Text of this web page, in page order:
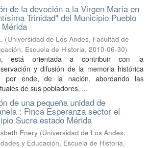
de la devoción a la Virgen María en
Trinidad" del Municipio Pueblo
(Universidad de Los Andes, Facultad de
Escuela de Historia, 2010-06-30)
está orientada a contribuir con la
y difusión de la memoria histórica
por ende, de la nación, abordando las
de sus pobladores, ...
de una pequeña unidad de
: Finca Esperanza sector el
Sucre estado Mérida
Enery (Universidad de Los Andes,
y Educación, Escuela de Historia,